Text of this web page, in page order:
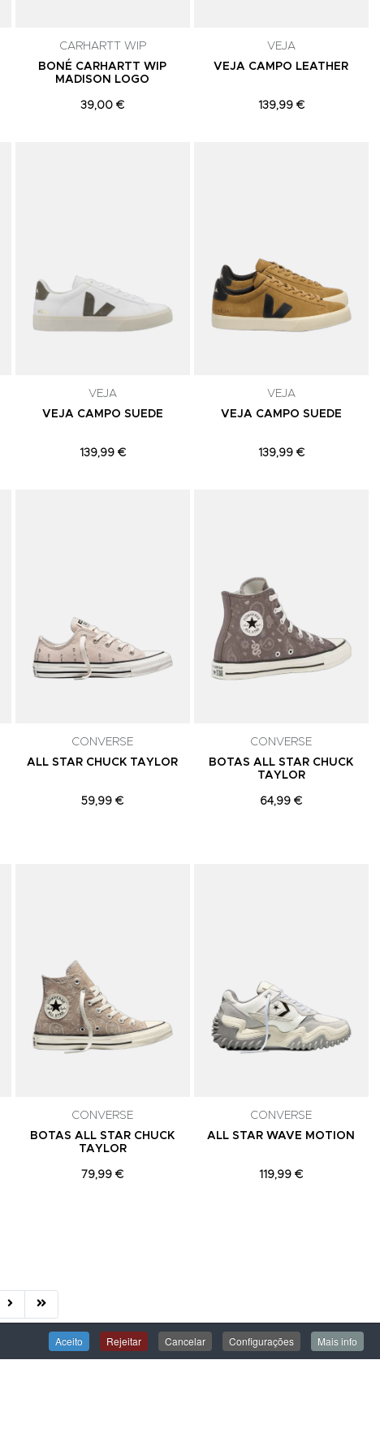
CARHARTT WIP
BONÉ CARHARTT WIP
MADISON LOGO
39,00 €
VEJA
VEJA CAMPO LEATHER
139,99 €
VEJA
VEJA CAMPO SUEDE
139,99 €
VEJA
VEJA CAMPO SUEDE
139,99 €
CONVERSE
ALL STAR CHUCK TAYLOR
59,99 €
CONVERSE
BOTAS ALL STAR CHUCK
TAYLOR
64,99 €
CONVERSE
BOTAS ALL STAR CHUCK
TAYLOR
79,99 €
CONVERSE
ALL STAR WAVE MOTION
119,99 €
Aceito Rejeitar Cancelar Configurações Mais info